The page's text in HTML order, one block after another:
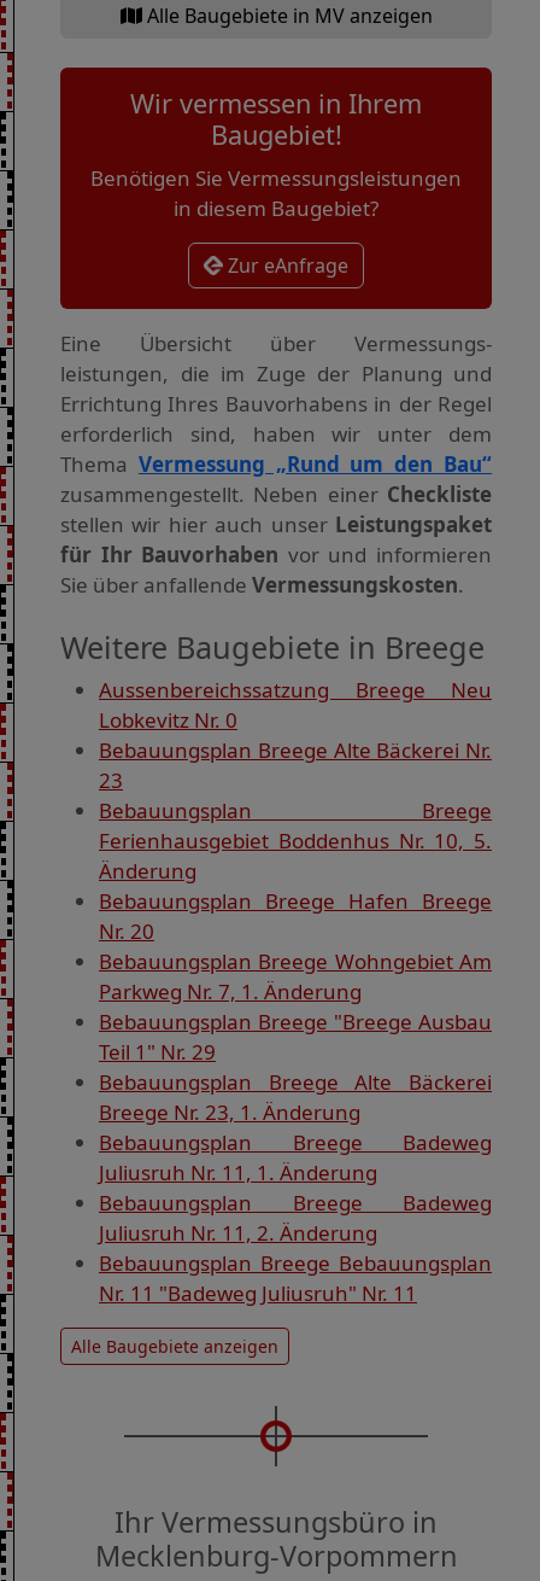
Alle Baugebiete in MV anzeigen
Wir vermessen in Ihrem
Baugebiet!
Benötigen Sie Vermessungsleistungen
in diesem Baugebiet?
Zur eAnfrage
Eine Übersicht über Vermessungs­
leistungen, die im Zuge der Planung und
Errichtung Ihres Bauvorhabens in der Regel
erforderlich sind, haben wir unter dem
Thema Vermessung „Rund um den Bau“
zusammengestellt. Neben einer Checkliste
stellen wir hier auch unser Leistungspaket
für Ihr Bauvorhaben vor und informieren
Sie über anfallende Vermessungskosten.
Weitere Baugebiete in Breege
Aussenbereichssatzung Breege Neu
Lobkevitz Nr. 0
Bebauungsplan Breege Alte Bäckerei Nr.
23
Bebauungsplan Breege
Ferienhausgebiet Boddenhus Nr. 10, 5.
Änderung
Bebauungsplan Breege Hafen Breege
Nr. 20
Bebauungsplan Breege Wohngebiet Am
Parkweg Nr. 7, 1. Änderung
Bebauungsplan Breege "Breege Ausbau
Teil 1" Nr. 29
Bebauungsplan Breege Alte Bäckerei
Breege Nr. 23, 1. Änderung
Bebauungsplan Breege Badeweg
Juliusruh Nr. 11, 1. Änderung
Bebauungsplan Breege Badeweg
Juliusruh Nr. 11, 2. Änderung
Bebauungsplan Breege Bebauungsplan
Nr. 11 "Badeweg Juliusruh" Nr. 11
Alle Baugebiete anzeigen
Ihr Vermessungsbüro in
Mecklenburg-Vorpommern